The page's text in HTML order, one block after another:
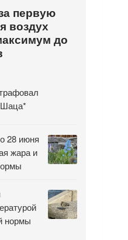
первую
воздух
до
28 июня
жара и
нормы